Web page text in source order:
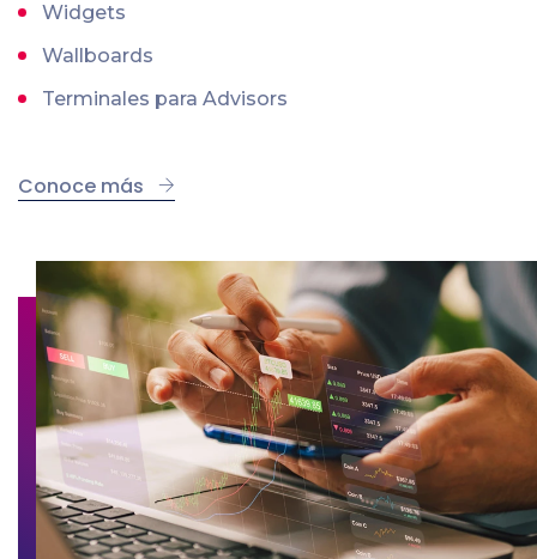
Widgets
Wallboards
Terminales para Advisors
Conoce más